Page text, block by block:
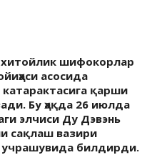
хитойлик шифокорлар
асосида
қарши
Бу ҳақда 26 июлда
элчиси Ду Дэвэнь
сақлаш вазири
учрашувида билдирди.